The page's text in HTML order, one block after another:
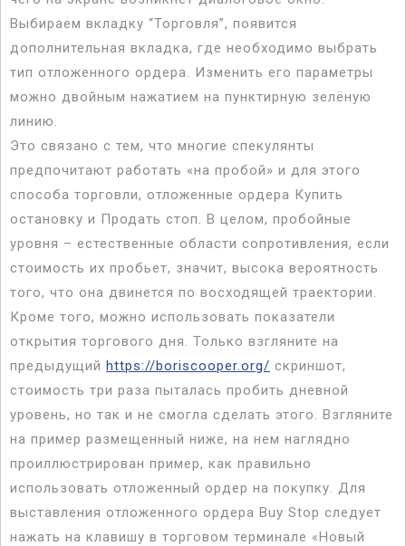
Выбираем вкладку “Торговля”, появится
дополнительная вкладка, где необходимо выбрать
тип отложенного ордера. Изменить его параметры
можно двойным нажатием на пунктирную зелёную
линию.
Это связано с тем, что многие спекулянты
предпочитают работать «на пробой» и для этого
способа торговли, отложенные ордера Купить
остановку и Продать стоп. В целом, пробойные
уровня – естественные области сопротивления, если
стоимость их пробьет, значит, высока вероятность
того, что она двинется по восходящей траектории.
Кроме того, можно использовать показатели
открытия торгового дня. Только взгляните на
предыдущий https://boriscooper.org/ скриншот,
стоимость три раза пыталась пробить дневной
уровень, но так и не смогла сделать этого. Взгляните
на пример размещенный ниже, на нем наглядно
проиллюстрирован пример, как правильно
использовать отложенный ордер на покупку. Для
выставления отложенного ордера Buy Stop следует
нажать на клавишу в торговом терминале «Новый